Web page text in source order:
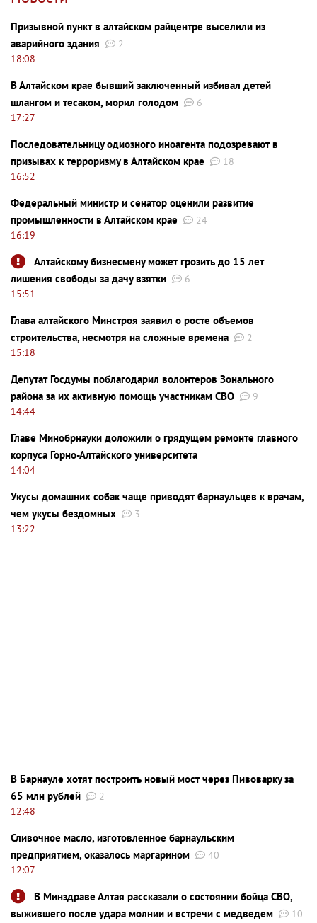
Призывной пункт в алтайском райцентре выселили из
аварийного здания
2
18:08
В Алтайском крае бывший заключенный избивал детей
шлангом и тесаком, морил голодом
6
17:27
Последовательницу одиозного иноагента подозревают в
призывах к терроризму в Алтайском крае
18
16:52
Федеральный министр и сенатор оценили развитие
промышленности в Алтайском крае
24
16:19
Алтайскому бизнесмену может грозить до 15 лет
лишения свободы за дачу взятки
6
15:51
Глава алтайского Минстроя заявил о росте объемов
строительства, несмотря на сложные времена
2
15:18
Депутат Госдумы поблагодарил волонтеров Зонального
района за их активную помощь участникам СВО
9
14:44
Главе Минобрнауки доложили о грядущем ремонте главного
корпуса Горно-Алтайского университета
14:04
Укусы домашних собак чаще приводят барнаульцев к врачам,
чем укусы бездомных
3
13:22
В Барнауле хотят построить новый мост через Пивоварку за
65 млн рублей
2
12:48
Сливочное масло, изготовленное барнаульским
предприятием, оказалось маргарином
40
12:07
В Минздраве Алтая рассказали о состоянии бойца СВО,
выжившего после удара молнии и встречи с медведем
10